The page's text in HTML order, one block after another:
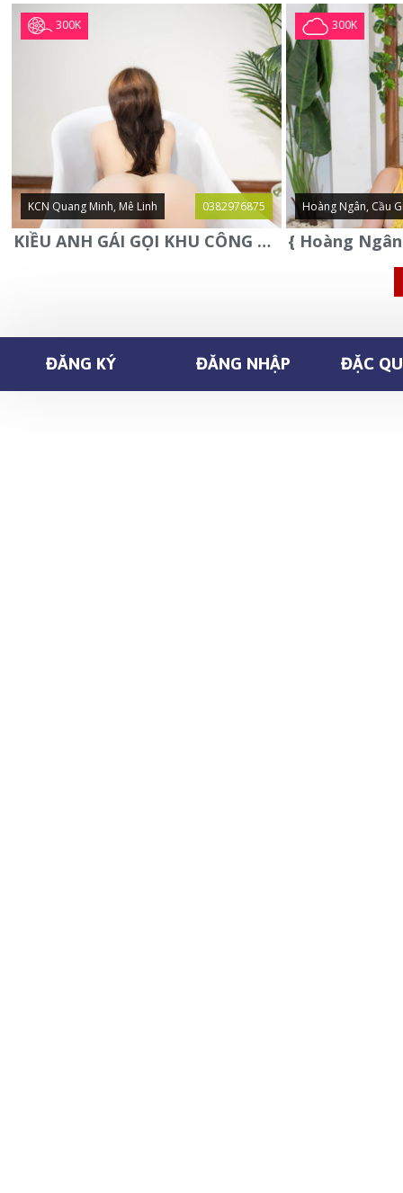
300K
KCN Quang Minh, Mê Linh 0382976875
KIỀU ANH GÁI GỌI KHU CÔNG NGHIỆP QUANG MINH - MÊ LINH
300K
Hoàng Ngân, Cầu
ĐĂNG KÝ ĐĂNG NHẬP ĐẶC